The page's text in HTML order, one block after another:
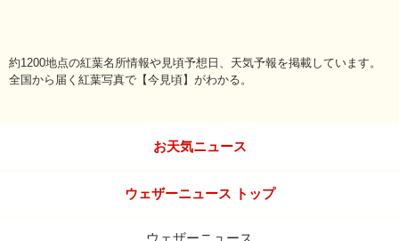
約1200地点の紅葉名所情報や見頃予想日、天気予報を掲載しています。
全国から届く紅葉写真で【今見頃】がわかる。
お天気ニュース
ウェザーニュース トップ
ウェザーニュース